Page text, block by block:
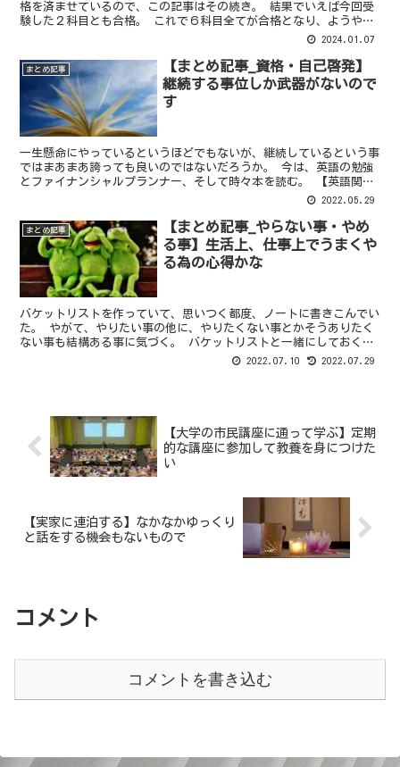
格を済ませているので、この記事はその続き。 結果でいえば今回受
験した２科目とも合格。 これで６科目全てが合格となり、ようやく
2024.01.07
まとめ記事
【まとめ記事_資格・自己啓発】
継続する事位しか武器がないので
す
一生懸命にやっているというほどでもないが、継続しているという事
ではまあまあ誇っても良いのではないだろうか。 今は、英語の勉強
とファイナンシャルプランナー、そして時々本を読む。 【英語関
連】これは人生に関する影響に対しての恩返しなのだ 英語、...
2022.05.29
まとめ記事
【まとめ記事_やらない事・やめ
る事】生活上、仕事上でうまくや
る為の心得かな
バケットリストを作っていて、思いつく都度、ノートに書きこんでい
た。 やがて、やりたい事の他に、やりたくない事とかそうありたく
ない事も結構ある事に気づく。 バケットリストと一緒にしておくの
も気が引けた。 あれはやりたい事の一覧、こっちはやりた...
2022.07.10 2022.07.29
【大学の市民講座に通って学ぶ】定期
的な講座に参加して教養を身につけた
い
【実家に連泊する】なかなかゆっくり
と話をする機会もないもので
コメント
コメントを書き込む